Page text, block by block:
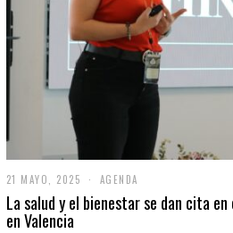
21 MAYO, 2025
1
M
AGENDA
La salud y el bienestar se dan cita
en Valencia